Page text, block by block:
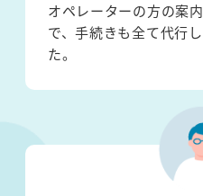
オペレーターの方の案
で、手続きも全て代行
た。